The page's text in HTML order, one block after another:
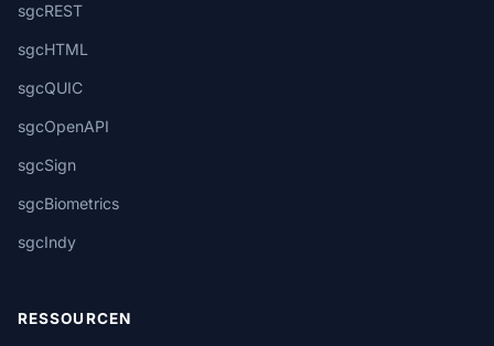
sgcREST
sgcHTML
sgcQUIC
sgcOpenAPI
sgcSign
sgcBiometrics
sgcIndy
RESSOURCEN